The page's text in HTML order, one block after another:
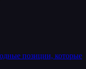
позиции, которые